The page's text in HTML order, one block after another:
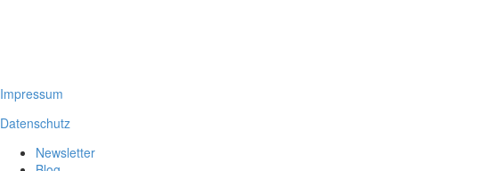
Impressum
Datenschutz
Newsletter